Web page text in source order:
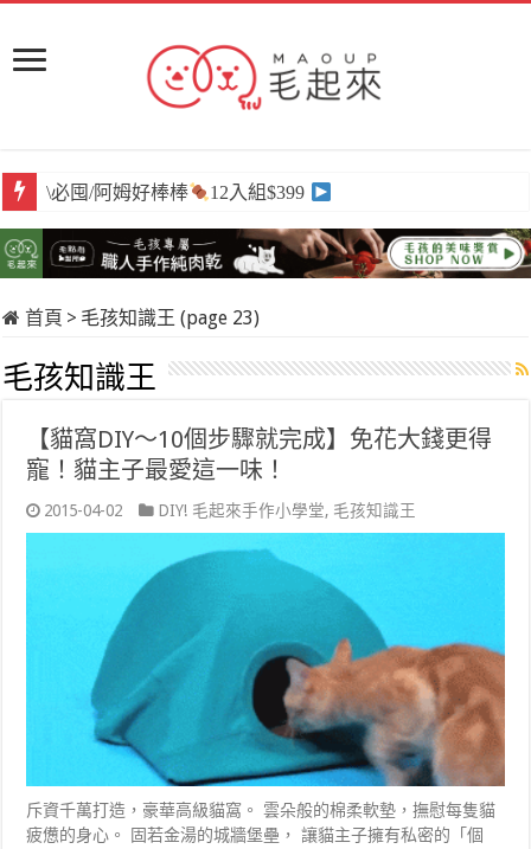
\必囤/阿姆好棒棒 12入組$399
首頁 > 毛孩知識王 (page 23)
毛孩知識王
【貓窩DIY～10個步驟就完成】免花大錢更得
寵！貓主子最愛這一味！
2015-04-02 DIY! 毛起來手作小學堂, 毛孩知識王
斥資千萬打造，豪華高級貓窩。 雲朵般的棉柔軟墊，撫慰每隻貓
疲憊的身心。 固若金湯的城牆堡壘， 讓貓主子擁有私密的「個